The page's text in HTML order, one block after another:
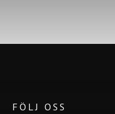
FÖLJ OSS